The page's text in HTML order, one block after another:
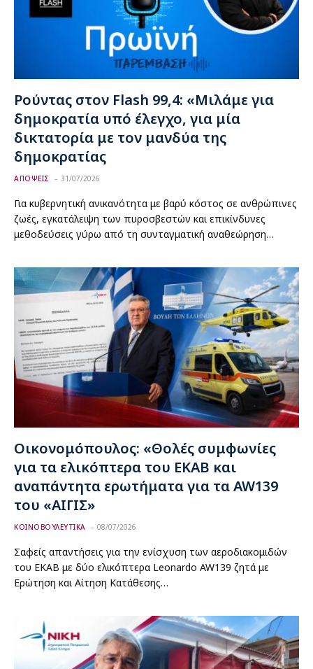
Ρούντας στον Flash 99,4: «Μιλάμε για
δημοκρατία υπό έλεγχο, για μία
δικτατορία με τον μανδύα της
δημοκρατίας
ΑΠΟΨΕΙΣ 31/07/2026
Για κυβερνητική ανικανότητα με βαρύ κόστος σε ανθρώπινες
ζωές, εγκατάλειψη των πυροσβεστών και επικίνδυνες
μεθοδεύσεις γύρω από τη συνταγματική αναθεώρηση…
Οικονομόπουλος: «Θολές συμφωνίες
για τα ελικόπτερα του ΕΚΑΒ και
αναπάντητα ερωτήματα για τα AW139
του «ΑΙΓΙΣ»
ΚΟΙΝΟΒΟΥΛΕΥΤΙΚΑ 08/07/2026
Σαφείς απαντήσεις για την ενίσχυση των αεροδιακομιδών
του ΕΚΑΒ με δύο ελικόπτερα Leonardo AW139 ζητά με
Ερώτηση και Αίτηση Κατάθεσης…